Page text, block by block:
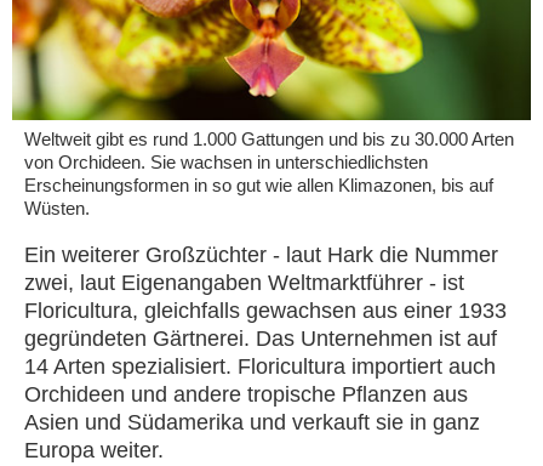
Weltweit gibt es rund 1.000 Gattungen und bis zu 30.000 Arten
von Orchideen. Sie wachsen in unterschiedlichsten
Erscheinungsformen in so gut wie allen Klimazonen, bis auf
Wüsten.
Ein weiterer Großzüchter - laut Hark die Nummer
zwei, laut Eigenangaben Weltmarktführer - ist
Floricultura, gleichfalls gewachsen aus einer 1933
gegründeten Gärtnerei. Das Unternehmen ist auf
14 Arten spezialisiert. Floricultura importiert auch
Orchideen und andere tropische Pflanzen aus
Asien und Südamerika und verkauft sie in ganz
Europa weiter.